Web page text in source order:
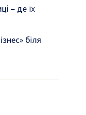
– де їх
біля